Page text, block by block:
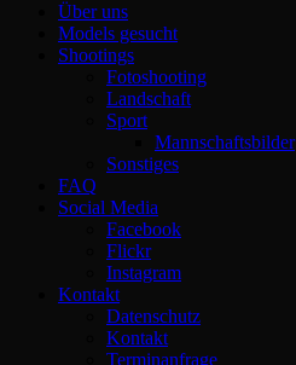
Über uns
Models gesucht
Shootings
Fotoshooting
Landschaft
Sport
Mannschaftsbilder
Sonstiges
FAQ
Social Media
Facebook
Flickr
Instagram
Kontakt
Datenschutz
Kontakt
Terminanfrage